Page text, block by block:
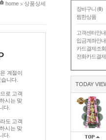
장바구니 (0)
찜한상품
고객센터안내
입금계좌안내
카드결제조회
전화카드결제
TODAY
현재 위치
home > 상품상세
계절이
니다.
로 고객
시는 맞
다.
도 고객
시는 맞
다.